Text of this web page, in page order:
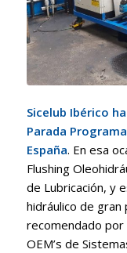
Sicelub Ibérico
Parada
España. En esa
Flushing
de Lubricación, y
hidráulico de gran
recomendado por
OEM’s de